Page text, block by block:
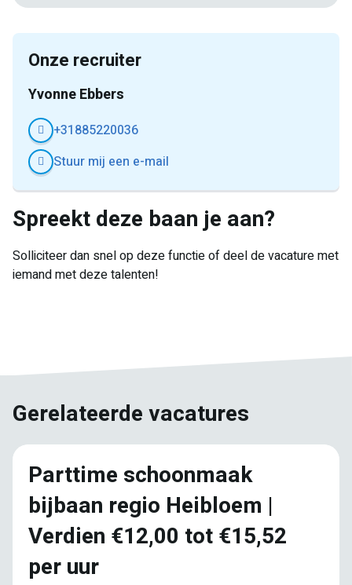
Onze recruiter
Yvonne Ebbers
+31885220036
Stuur mij een e-mail
Spreekt deze baan je aan?
Solliciteer dan snel op deze functie of deel de vacature met
iemand met deze talenten!
Gerelateerde vacatures
Parttime schoonmaak
bijbaan regio Heibloem |
Verdien €12,00 tot €15,52
per uur